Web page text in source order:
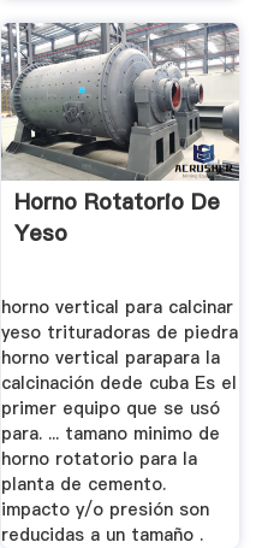
Horno Rotatorio De
Yeso
horno vertical para calcinar
yeso trituradoras de piedra
horno vertical parapara la
calcinación dede cuba Es el
primer equipo que se usó
para. ... tamano minimo de
horno rotatorio para la
planta de cemento.
impacto y/o presión son
reducidas a un tamaño .